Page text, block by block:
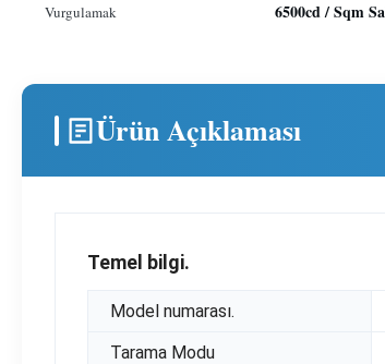
Vurgulamak
6500cd / Sqm
Ürün Açıklaması
Temel bilgi.
Model numarası.
Tarama Modu